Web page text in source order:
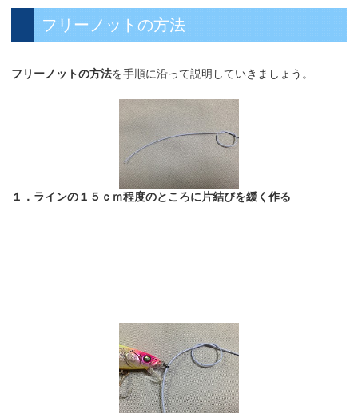
フリーノットの方法
フリーノットの方法を手順に沿って説明していきましょう。
１．ラインの１５ｃｍ程度のところに片結びを緩く作る